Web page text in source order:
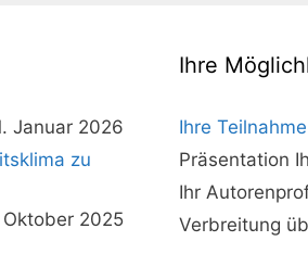
Januar 2026
zu
Oktober 2025
Ihre
Ihre Teilnahme
Präsentation
Ihr
Verbreitung